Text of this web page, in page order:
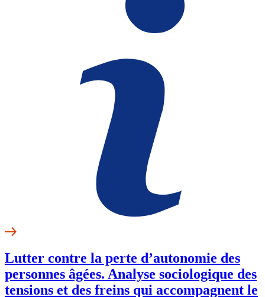
Lutter contre la perte d’autonomie des
personnes âgées. Analyse sociologique des
tensions et des freins qui accompagnent le